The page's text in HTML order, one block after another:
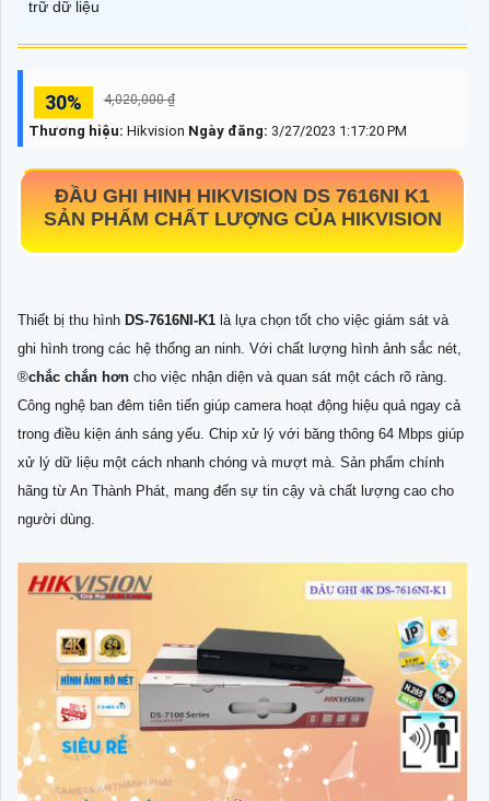
trữ dữ liệu
30% 4,020,000 ₫
Thương hiệu: Hikvision Ngày đăng: 3/27/2023 1:17:20 PM
ĐẦU GHI HINH HIKVISION DS 7616NI K1
SẢN PHẨM CHẤT LƯỢNG CỦA HIKVISION
Thiết bị thu hình DS-7616NI-K1 là lựa chọn tốt cho việc giám sát và
ghi hình trong các hệ thống an ninh. Với chất lượng hình ảnh sắc nét,
®️chắc chắn hơn cho việc nhận diện và quan sát một cách rõ ràng.
Công nghệ ban đêm tiên tiến giúp camera hoạt động hiệu quả ngay cả
trong điều kiện ánh sáng yếu. Chip xử lý với băng thông 64 Mbps giúp
xử lý dữ liệu một cách nhanh chóng và mượt mà. Sản phẩm chính
hãng từ An Thành Phát, mang đến sự tin cậy và chất lượng cao cho
người dùng.